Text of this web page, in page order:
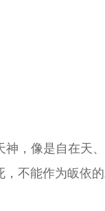
，像是自在天
不能作为皈依的